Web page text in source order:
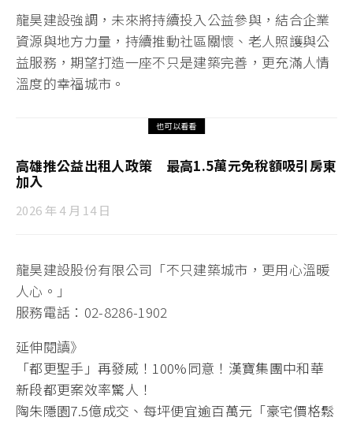
龍昊建設強調，未來將持續投入公益參與，結合企業
資源與地方力量，持續推動社區關懷、老人照護與公
益服務，期望打造一座不只是建築完善，更充滿人情
溫度的幸福城市。
也可以看看
高雄推公益出租人政策 最高1.5萬元免稅額吸引房東
加入
2026 年 4 月 14 日
龍昊建設股份有限公司「不只建築城市，更用心溫暖
人心。」
服務電話：02-8286-1902
延伸閱讀》
「都更聖手」再發威！100%同意！漢寶集團中和華
新段都更案效率驚人！
陶朱隱園7.5億成交、每坪便宜逾百萬元「豪宅價格鬆